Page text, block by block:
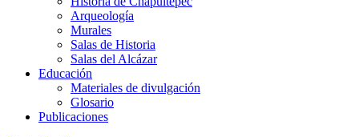
Arqueología
Murales
Salas de Historia
Salas del Alcázar
Educación
Materiales de divulgación
Glosario
Publicaciones